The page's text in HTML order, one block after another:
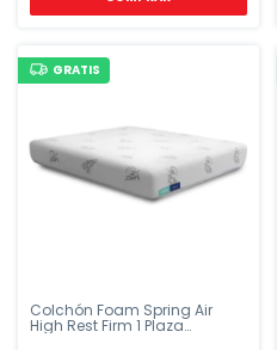
GRATIS
Colchón Foam Spring Air
High Rest Firm 1 Plaza